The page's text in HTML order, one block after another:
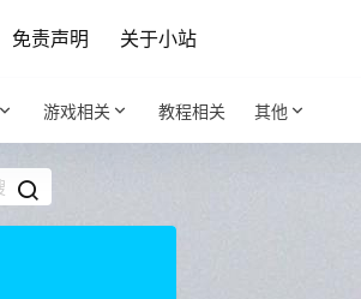
免责声明 关于小站
游戏相关 教程相关 其他